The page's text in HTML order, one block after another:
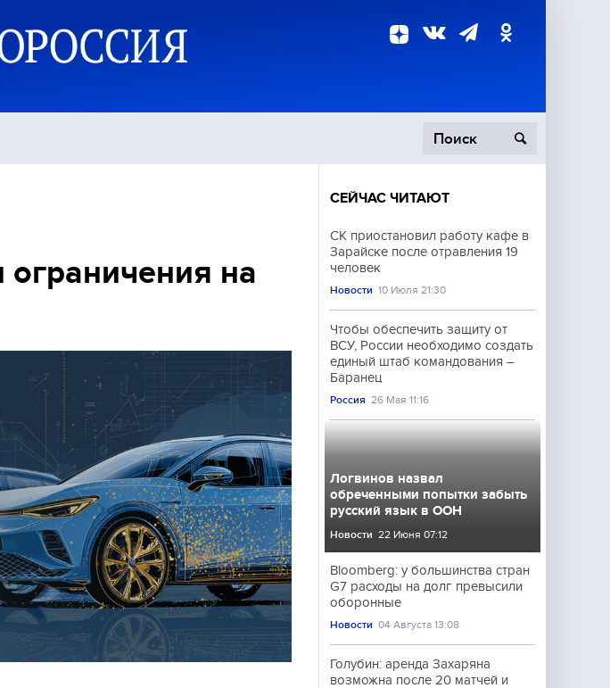
Происшествия
на
СЕЙЧАС ЧИТАЮТ
СК приостановил работу кафе в
Зарайске после отравления 19
человек
Новости 10 Июля 21:30
Чтобы обеспечить защиту от
ВСУ, России необходимо создать
единый штаб командования –
Баранец
Россия 26 Мая 11:16
Логвинов назвал
обреченными попытки забыть
русский язык в ООН
Новости 22 Июня 07:12
Bloomberg: у большинства стран
G7 расходы на долг превысили
оборонные
Новости 04 Августа 13:08
Голубин: аренда Захаряна
возможна после 20 матчей и